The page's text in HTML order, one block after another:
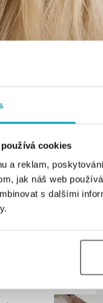
cookies
a reklam,
jak náš web
s dalšími